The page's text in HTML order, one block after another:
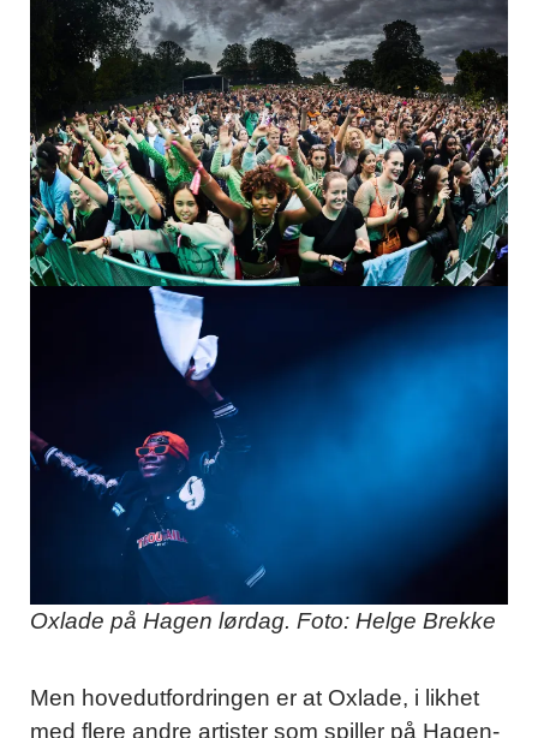
Oxlade på Hagen lørdag. Foto: Helge Brekke
Men hovedutfordringen er at Oxlade, i likhet
med flere andre artister som spiller på Hagen-